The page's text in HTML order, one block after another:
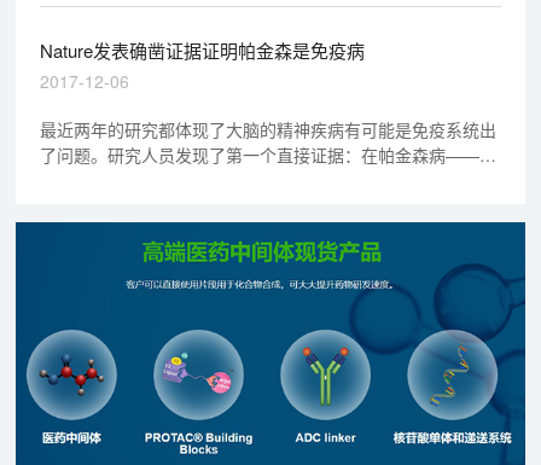
一项II/III期临床研究中达到主要终点。
Nature发表确凿证据证明帕金森是免疫病
2017-12-06
最近两年的研究都体现了大脑的精神疾病有可能是免疫系统出
了问题。研究人员发现了第一个直接证据：在帕金森病——神